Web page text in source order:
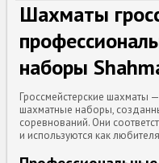
Шахматы
наборы
Гроссмейстерские шахматы
шахматные наборы,
соревнований. Они
и используются как